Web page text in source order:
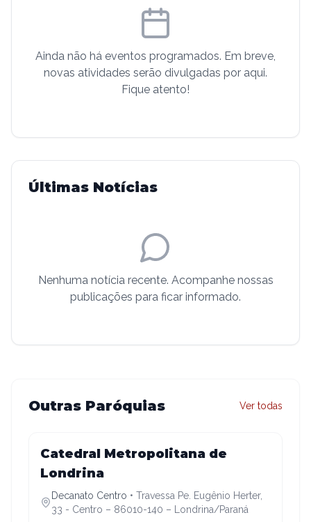
Ainda não há eventos programados. Em breve,
novas atividades serão divulgadas por aqui.
Fique atento!
Últimas Notícias
Nenhuma notícia recente. Acompanhe nossas
publicações para ficar informado.
Outras Paróquias Ver todas
Decanato Centro
Catedral Metropolitana de
Londrina
Decanato Centro • Travessa Pe. Eugênio Herter,
33 - Centro – 86010-140 – Londrina/Paraná